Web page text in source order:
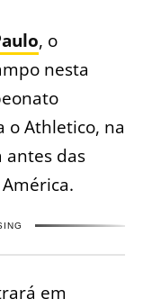
, o
nesta
o Athletico, na
antes das
em